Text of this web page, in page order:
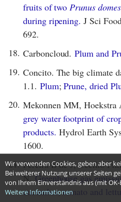
fruits of two Prunus
during ripening. J Sci
692.
18. Carboncloud.Plum and
19. Concito. The big climate
1.1. Plum;Prune, dried
20. Mekonnen MM, Hoekstra
grey water footprint of
products. Hydrol Earth
1600.
21. Pereira B de J, Cecílio
N.Greenhouse gas
cucumber, tomato and
Wir verwenden Cookies, geben aber
Bei weiterer Nutzung unserer Seiten
von Ihrem Einverständnis aus (mit
Weitere Informationen